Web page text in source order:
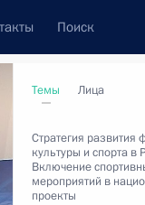
Поиск
на ленту
Темы
Стратегия развития
культуры и спорта в
Включение
мероприятий в
проекты
Лица